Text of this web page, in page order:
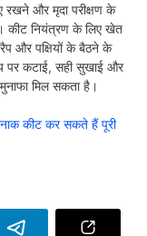
रखने और मृदा परीक्षण के
कीट नियंत्रण के लिए खेत
और पक्षियों के बैठने के
पर कटाई, सही सुखाई और
मिल सकता है।
कीट कर सकते हैं पूरी